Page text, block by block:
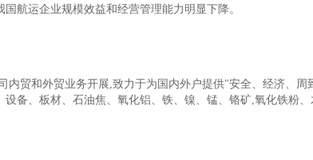
航运企业规模效益和经营管理能力明显下降。
内贸和外贸业务开展,致力于为国内外户提供"安全、经济、
备、板材、石油焦、氧化铝、铁、镍、锰、铬矿,氧化铁粉